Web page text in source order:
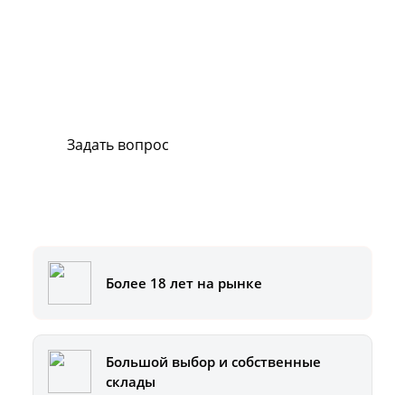
Задать вопрос
Более 18 лет на рынке
Большой выбор и собственные
склады